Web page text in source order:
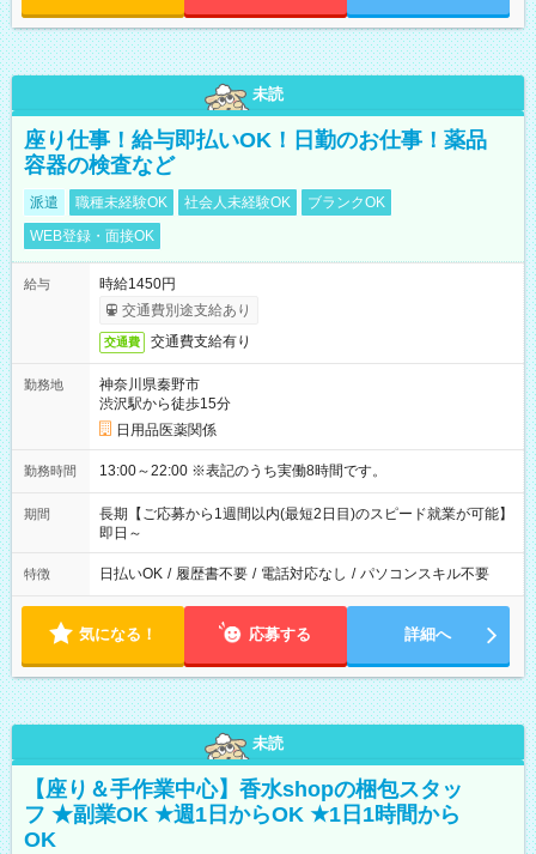
未読
座り仕事！給与即払いOK！日勤のお仕事！薬品
容器の検査など
派遣 職種未経験OK 社会人未経験OK
ブランクOK
WEB登録・面接OK
給与
時給1450円
交通費別途支給あり
交通費 交通費支給有り
勤務地
神奈川県秦野市
渋沢駅から徒歩15分
日用品医薬関係
勤務時間 13:00～22:00 ※表記のうち実働8時間です。
期間
長期【ご応募から1週間以内(最短2日目)のスピード就業が可能】
即日～
特徴 日払いOK / 履歴書不要 / 電話対応なし / パソコンスキル不要
気になる！ 応募する 詳細へ
未読
【座り＆手作業中心】香水shopの梱包スタッ
フ ★副業OK ★週1日からOK ★1日1時間から
OK